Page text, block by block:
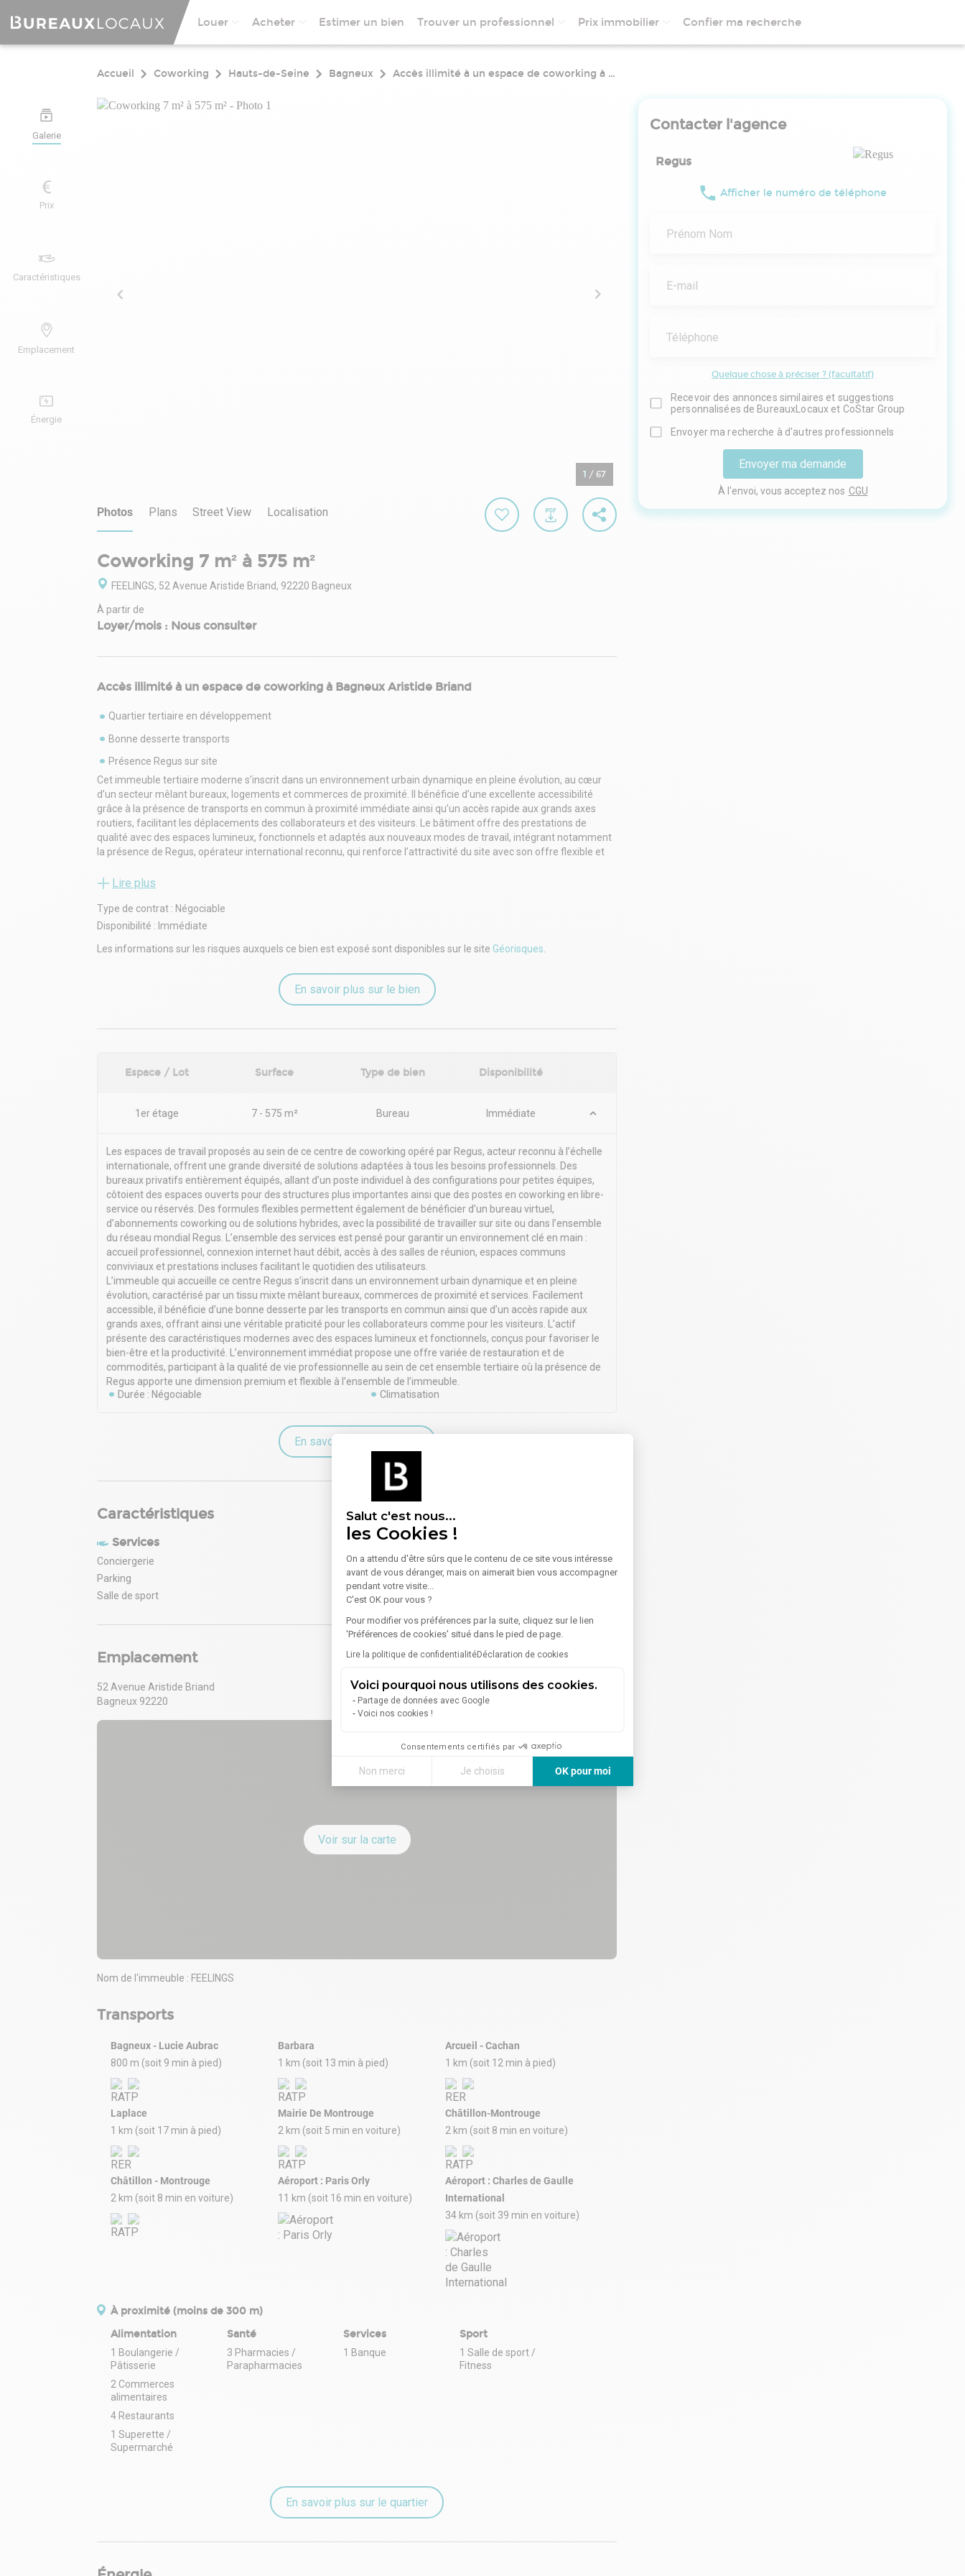
Salut c'est nous...
les Cookies !
On a attendu d'être sûrs que le contenu de ce site vous intéresse
avant de vous déranger, mais on aimerait bien vous accompagner
pendant votre visite...
C'est OK pour vous ?
Pour modifier vos préférences par la suite, cliquez sur le lien
'Préférences de cookies' situé dans le pied de page.
Lire la politique de confidentialitéDéclaration de cookies
Voici pourquoi nous utilisons des cookies.
Partage de données avec Google
Voici nos cookies !
Consentements certifiés par
Non merci Je choisis OK pour moi
Notre plateforme vous permet d'adapter et de gérer vos paramètres de confidentialité, en garantissant la conformité avec
Louer Acheter Estimer un bien Trouver un professionnel Prix immobilier Confier ma recherche
Galerie
Prix
Caractéristiques
Emplacement
Énergie
Accueil Coworking Hauts-de-Seine Bagneux Accès illimité à un espace de coworking à bagneux aristide briand
1 / 67
Photos Plans Street View Localisation
Coworking 7 m² à 575 m²
FEELINGS, 52 Avenue Aristide Briand, 92220 Bagneux
À partir de
Loyer/mois : Nous consulter
Accès illimité à un espace de coworking à Bagneux Aristide Briand
Quartier tertiaire en développement
Bonne desserte transports
Présence Regus sur site
Cet immeuble tertiaire moderne s’inscrit dans un environnement urbain dynamique en pleine évolution, au cœur
d’un secteur mêlant bureaux, logements et commerces de proximité. Il bénéficie d’une excellente accessibilité
grâce à la présence de transports en commun à proximité immédiate ainsi qu’un accès rapide aux grands axes
routiers, facilitant les déplacements des collaborateurs et des visiteurs. Le bâtiment offre des prestations de
qualité avec des espaces lumineux, fonctionnels et adaptés aux nouveaux modes de travail, intégrant notamment
la présence de Regus, opérateur international reconnu, qui renforce l’attractivité du site avec son offre flexible et
de commodités, contribuant à un cadre de travail agréable et pratique au quotidien.
Lire plus
Type de contrat : Négociable
Disponibilité : Immédiate
Les informations sur les risques auxquels ce bien est exposé sont disponibles sur le site Géorisques
En savoir plus sur le bien
Espace / Lot Surface Type de bien Disponibilité
1er étage 7 - 575 m² Bureau Immédiate
Les espaces de travail proposés au sein de ce centre de coworking opéré par Regus, acteur reconnu à l’échelle
internationale, offrent une grande diversité de solutions adaptées à tous les besoins professionnels. Des
bureaux privatifs entièrement équipés, allant d’un poste individuel à des configurations pour petites équipes,
côtoient des espaces ouverts pour des structures plus importantes ainsi que des postes en coworking en libre-
service ou réservés. Des formules flexibles permettent également de bénéficier d’un bureau virtuel,
d’abonnements coworking ou de solutions hybrides, avec la possibilité de travailler sur site ou dans l’ensemble
du réseau mondial Regus. L’ensemble des services est pensé pour garantir un environnement clé en main :
accueil professionnel, connexion internet haut débit, accès à des salles de réunion, espaces communs
conviviaux et prestations incluses facilitant le quotidien des utilisateurs.
L’immeuble qui accueille ce centre Regus s’inscrit dans un environnement urbain dynamique et en pleine
évolution, caractérisé par un tissu mixte mêlant bureaux, commerces de proximité et services. Facilement
accessible, il bénéficie d’une bonne desserte par les transports en commun ainsi que d’un accès rapide aux
grands axes, offrant ainsi une véritable praticité pour les collaborateurs comme pour les visiteurs. L’actif
présente des caractéristiques modernes avec des espaces lumineux et fonctionnels, conçus pour favoriser le
bien-être et la productivité. L’environnement immédiat propose une offre variée de restauration et de
commodités, participant à la qualité de vie professionnelle au sein de cet ensemble tertiaire où la présence de
Regus apporte une dimension premium et flexible à l’ensemble de l’immeuble.
Durée : Négociable
Climatisation
En savoir plus sur le bien
Caractéristiques
Services
Conciergerie
Parking
Salle de sport
Emplacement
52 Avenue Aristide Briand
Bagneux 92220
Voir sur la carte
Nom de l'immeuble : FEELINGS
Transports
Bagneux - Lucie Aubrac
800 m (soit 9 min à pied)
Barbara
1 km (soit 13 min à pied)
Arcueil - Cachan
1 km (soit 12 min à pied)
Laplace
1 km (soit 17 min à pied)
Mairie De Montrouge
2 km (soit 5 min en voiture)
Châtillon-Montrouge
2 km (soit 8 min en voiture)
Châtillon - Montrouge
2 km (soit 8 min en voiture)
Aéroport : Paris Orly
11 km (soit 16 min en voiture)
Aéroport : Charles de Gaulle
International
34 km (soit 39 min en voiture)
À proximité (moins de 300 m)
Alimentation
1 Boulangerie /
Pâtisserie
2 Commerces
alimentaires
4 Restaurants
1 Superette /
Supermarché
Santé
3 Pharmacies /
Parapharmacies
Services
1 Banque
Sport
1 Salle de sport /
Fitness
En savoir plus sur le quartier
Contacter l'agence
Regus
Afficher le numéro de téléphone
Prénom Nom
E-mail
Téléphone
Quelque chose à préciser ? (facultatif)
Recevoir des annonces similaires et suggestions
personnalisées de BureauxLocaux et CoStar Group
Envoyer ma recherche à d'autres professionnels
Envoyer ma demande
À l'envoi, vous acceptez nos CGU